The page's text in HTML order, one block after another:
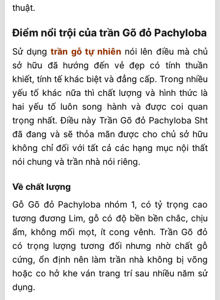
thuật.
Điểm nổi trội của trần Gõ đỏ Pachyloba
Sử dụngtrần gỗ tự nhiên nói lên điều mà chủ
sở hữu đã hướng đến vẻ đẹp có tính thuần
khiết, tính tế khác biệt và đẳng cấp. Trong nhiều
yếu tố khác nữa thì chất lượng và hình thức là
hai yếu tố luôn song hành và được coi quan
trọng nhất. Điều này Trần Gõ đỏ Pachyloba Sht
đã đang và sẽ thỏa mãn được cho chủ sở hữu
không chỉ đối với tất cả các hạng mục nội thất
nói chung và trần nhà nói riêng.
Về chất lượng
Gỗ Gõ đỏ Pachyloba nhóm 1, có tỷ trọng cao
tương đương Lim, gỗ có độ bền bền chắc, chịu
ẩm, không mối mọt, ít cong vênh. Trần Gõ đỏ
có trọng lượng tương đối nhưng nhờ chất gỗ
cứng, ổn định nên làm trần nhà không bị võng
hoặc co hở khe ván trang trí sau nhiều năm sử
dụng.